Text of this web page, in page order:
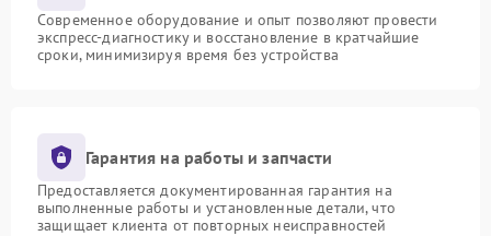
Современное оборудование и опыт позволяют провести
экспресс-диагностику и восстановление в кратчайшие
сроки, минимизируя время без устройства
Гарантия на работы и запчасти
Предоставляется документированная гарантия на
выполненные работы и установленные детали, что
защищает клиента от повторных неисправностей